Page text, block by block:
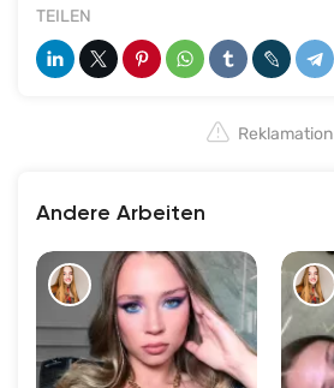
TEILEN
Reklamation
Andere Arbeiten